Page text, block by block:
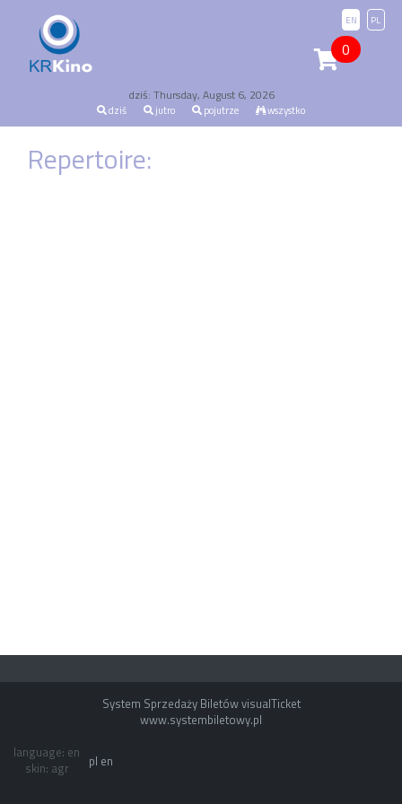
PL
EN
0
dziś: Thursday, August 6, 2026
dziś jutro pojutrze wszystko
Repertoire:
System Sprzedaży Biletów visualTicket
www.systembiletowy.pl
language: en
skin: agr
pl en